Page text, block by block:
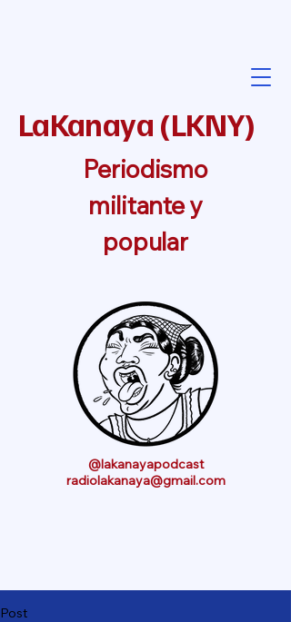
LaKanaya (LKNY)
@lakanayapodcast
radiolakanaya@gmail.com
Periodismo
militante y
popular
Post